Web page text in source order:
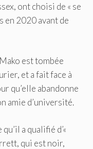
ont choisi de « se
2020 avant de
est tombée
et a fait face à
qu’elle abandonne
amie d’université.
a qualifié d’«
qui est noir,